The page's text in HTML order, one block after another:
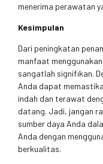
menerima perawatan
Kesimpulan
Dari peningkatan
manfaat
sangatlah signifikan.
Anda dapat
indah dan terawat
datang. Jadi, jangan
sumber daya Anda
Anda dengan
berkualitas.